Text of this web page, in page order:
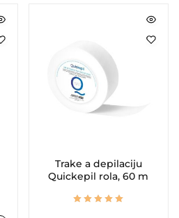
Trake a depilaciju
Quickepil rola, 60 m